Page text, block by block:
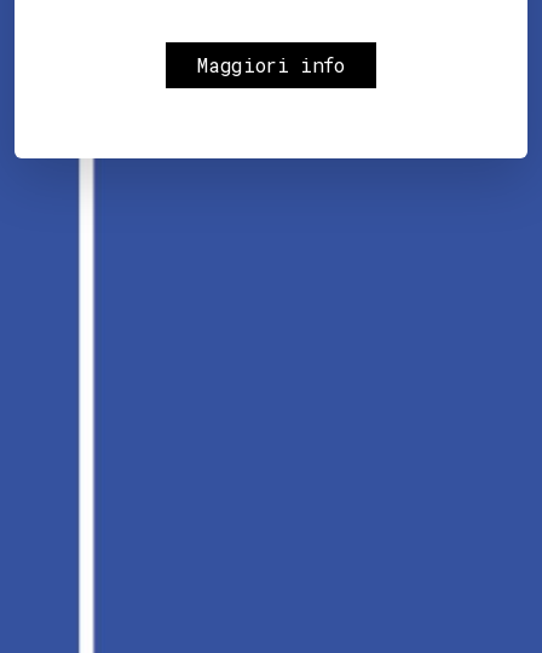
Maggiori info